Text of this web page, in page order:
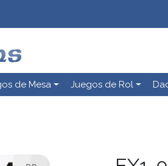
de Mesa Juegos de Rol